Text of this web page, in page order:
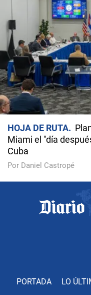
HOJA DE RUTA
Miami el "día
Cuba
Por Daniel Castropé
PORTADA LO